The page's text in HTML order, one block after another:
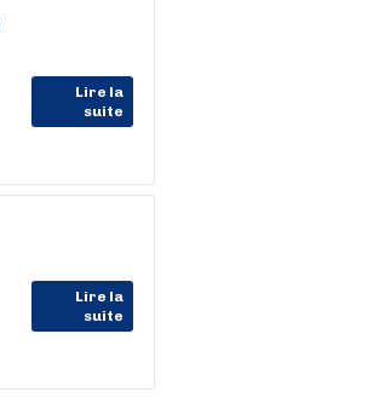
Lire la
suite
Lire la
suite